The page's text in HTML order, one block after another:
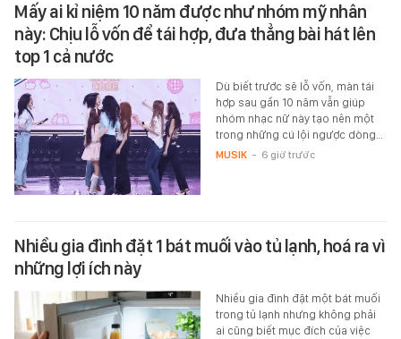
Mấy ai kỉ niệm 10 năm được như nhóm mỹ nhân
này: Chịu lỗ vốn để tái hợp, đưa thẳng bài hát lên
top 1 cả nước
Dù biết trước sẽ lỗ vốn, màn tái
hợp sau gần 10 năm vẫn giúp
nhóm nhạc nữ này tạo nên một
trong những cú lội ngược dòng…
MUSIK - 6 giờ trước
Nhiều gia đình đặt 1 bát muối vào tủ lạnh, hoá ra vì
những lợi ích này
Nhiều gia đình đặt một bát muối
trong tủ lạnh nhưng không phải
ai cũng biết mục đích của việc